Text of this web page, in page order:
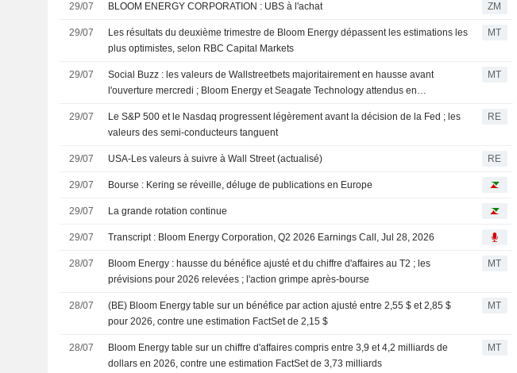
29/07 BLOOM ENERGY CORPORATION : UBS à l'achat ZM
29/07
Les résultats du deuxième trimestre de Bloom Energy dépassent les estimations les
plus optimistes, selon RBC Capital Markets
MT
29/07
Social Buzz : les valeurs de Wallstreetbets majoritairement en hausse avant
l'ouverture mercredi ; Bloom Energy et Seagate Technology attendus en
MT
29/07
Le S&P 500 et le Nasdaq progressent légèrement avant la décision de la Fed ; les
valeurs des semi-conducteurs tanguent
RE
29/07 USA-Les valeurs à suivre à Wall Street (actualisé) RE
29/07 Bourse : Kering se réveille, déluge de publications en Europe
29/07 La grande rotation continue
29/07 Transcript : Bloom Energy Corporation, Q2 2026 Earnings Call, Jul 28, 2026
28/07
Bloom Energy : hausse du bénéfice ajusté et du chiffre d'affaires au T2 ; les
prévisions pour 2026 relevées ; l'action grimpe après-bourse
MT
28/07
(BE) Bloom Energy table sur un bénéfice par action ajusté entre 2,55 $ et 2,85 $
pour 2026, contre une estimation FactSet de 2,15 $
MT
28/07
Bloom Energy table sur un chiffre d'affaires compris entre 3,9 et 4,2 milliards de
dollars en 2026, contre une estimation FactSet de 3,73 milliards
MT